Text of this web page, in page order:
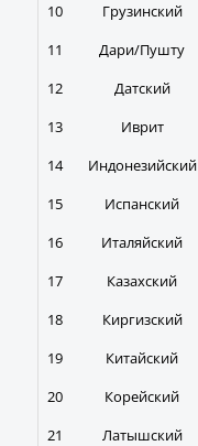
10
Грузинский
11
Дари/Пушту
12
Датский
13
Иврит
14
Индонезийский
15
Испанский
16
Италяйский
17
Казахский
18
Киргизский
19
Китайский
20
Корейский
21
Латышский